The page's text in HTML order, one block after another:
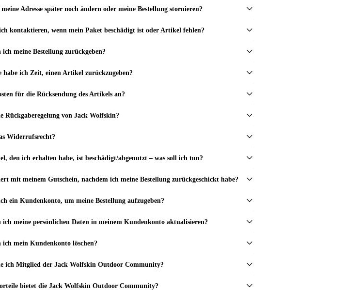
Adresse später noch ändern oder meine Bestellung stornieren?
kontaktieren, wenn mein Paket beschädigt ist oder Artikel fehlen?
meine Bestellung zurückgeben?
habe ich Zeit, einen Artikel zurückzugeben?
für die Rücksendung des Artikels an?
Rückgaberegelung von Jack Wolfskin?
Widerrufsrecht?
den ich erhalten habe, ist beschädigt/abgenutzt – was soll ich tun?
mit meinem Gutschein, nachdem ich meine Bestellung zurückgeschickt habe?
ein Kundenkonto, um meine Bestellung aufzugeben?
ich meine persönlichen Daten in meinem Kundenkonto aktualisieren?
ich mein Kundenkonto löschen?
ich Mitglied der Jack Wolfskin Outdoor Community?
bietet die Jack Wolfskin Outdoor Community?